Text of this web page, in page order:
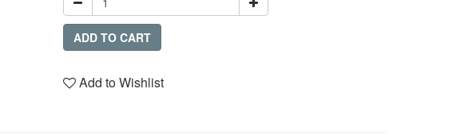
ADD TO CART
Add to Wishlist